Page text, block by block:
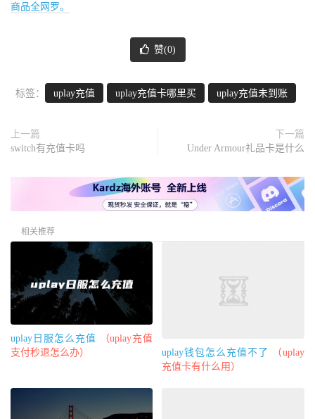
商品全网罗。
赞(0)
标签： uplay充值 uplay充值卡哪里买 uplay充值未到账
上一篇
switch有充值卡吗
下一篇
Under Armour礼品卡是什么
相关推荐
uplay日服怎么充值
（uplay充值
支付秒退怎么办）
uplay钱包怎么充值不了
（uplay
充值卡有什么用）